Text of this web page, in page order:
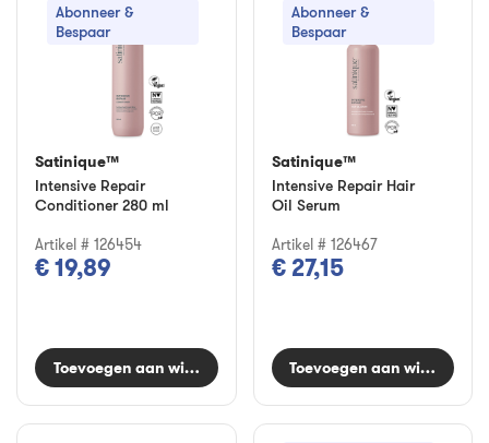
Abonneer &
Bespaar
Satinique™
Intensive Repair
Conditioner 280 ml
Artikel # 126454
€ 19,89
Toevoegen aan winkelwagen
Abonneer &
Bespaar
Satinique™
Intensive Repair Hair
Oil Serum
Artikel # 126467
€ 27,15
Toevoegen aan